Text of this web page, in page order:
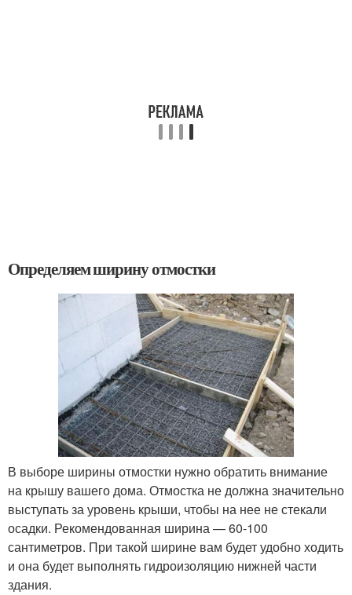
Определяем ширину отмостки
В выборе ширины отмостки нужно обратить внимание
на крышу вашего дома. Отмостка не должна значительно
выступать за уровень крыши, чтобы на нее не стекали
осадки. Рекомендованная ширина — 60-100
сантиметров. При такой ширине вам будет удобно ходить
и она будет выполнять гидроизоляцию нижней части
здания.